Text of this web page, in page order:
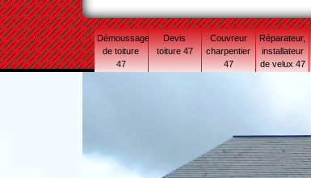
Démoussage
de toiture
47
Devis
toiture 47
Couvreur
charpentier
47
Réparateur,
installateur
de velux 47